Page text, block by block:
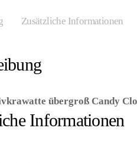
Zusätzliche Informationen
übergroß Candy
Informationen